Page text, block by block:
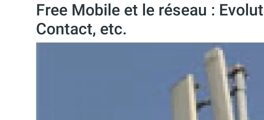
Free Mobile et le réseau :
Contact, etc.